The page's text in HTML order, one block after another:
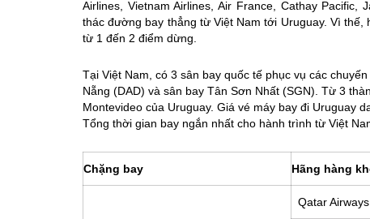
Airlines, Vietnam Airlines, Air France, Cathay
thác đường bay thẳng từ Việt Nam tới Uruguay. Vì
từ 1 đến 2 điểm dừng.
Tại Việt Nam, có 3 sân bay quốc tế phục vụ các
Nẵng (DAD) và sân bay Tân Sơn Nhất (SGN). Từ 3
Montevideo của Uruguay. Giá vé máy bay đi Uruguay
Tổng thời gian bay ngắn nhất cho hành trình từ Việt
Chặng bay Hãng hàng
Qatar